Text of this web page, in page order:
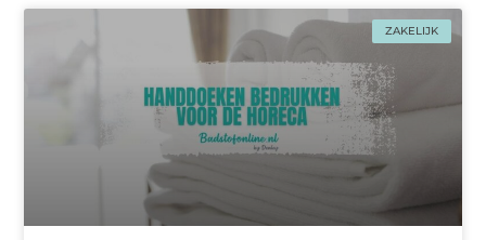
ZAKELIJK